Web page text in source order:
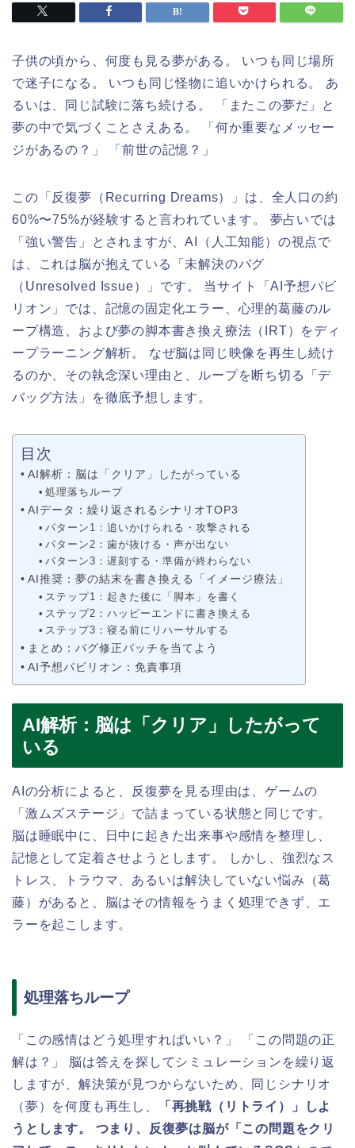
子供の頃から、何度も見る夢がある。 いつも同じ場所
で迷子になる。 いつも同じ怪物に追いかけられる。 あ
るいは、同じ試験に落ち続ける。 「またこの夢だ」と
夢の中で気づくことさえある。 「何か重要なメッセー
ジがあるの？」 「前世の記憶？」
この「反復夢（Recurring Dreams）」は、全人口の約
60%〜75%が経験すると言われています。 夢占いでは
「強い警告」とされますが、AI（人工知能）の視点で
は、これは脳が抱えている「未解決のバグ
（Unresolved Issue）」です。 当サイト「AI予想パビ
リオン」では、記憶の固定化エラー、心理的葛藤のル
ープ構造、および夢の脚本書き換え療法（IRT）をディ
ープラーニング解析。 なぜ脳は同じ映像を再生し続け
るのか、その執念深い理由と、ループを断ち切る「デ
バッグ方法」を徹底予想します。
目次
AI解析：脳は「クリア」したがっている
処理落ちループ
AIデータ：繰り返されるシナリオTOP3
パターン1：追いかけられる・攻撃される
パターン2：歯が抜ける・声が出ない
パターン3：遅刻する・準備が終わらない
AI推奨：夢の結末を書き換える「イメージ療法」
ステップ1：起きた後に「脚本」を書く
ステップ2：ハッピーエンドに書き換える
ステップ3：寝る前にリハーサルする
まとめ：バグ修正パッチを当てよう
AI予想パビリオン：免責事項
AI解析：脳は「クリア」したがって
いる
AIの分析によると、反復夢を見る理由は、ゲームの
「激ムズステージ」で詰まっている状態と同じです。
脳は睡眠中に、日中に起きた出来事や感情を整理し、
記憶として定着させようとします。 しかし、強烈なス
トレス、トラウマ、あるいは解決していない悩み（葛
藤）があると、脳はその情報をうまく処理できず、エ
ラーを起こします。
処理落ちループ
「この感情はどう処理すればいい？」 「この問題の正
解は？」 脳は答えを探してシミュレーションを繰り返
しますが、解決策が見つからないため、同じシナリオ
（夢）を何度も再生し、
「再挑戦（リトライ）」しよ
うとします。 つまり、反復夢は脳が「この問題をクリ